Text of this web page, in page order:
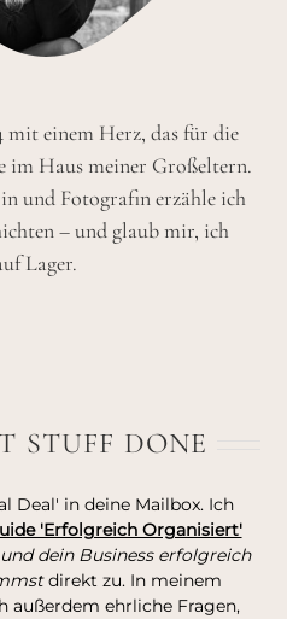
mit einem Herz, das für die
im Haus meiner Großeltern.
und Fotografin erzähle ich
– und glaub mir, ich
Lager.
STUFF DONE
Deal' in deine Mailbox. Ich
'Erfolgreich Organisiert'
dein Business erfolgreich
direkt zu. In meinem
außerdem ehrliche Fragen,